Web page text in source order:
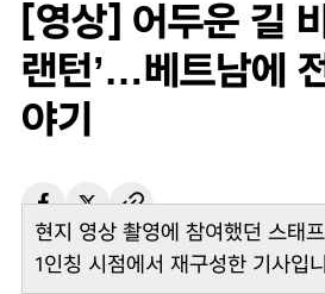
[영상] 어두운 길
랜턴’…베트남에
야기
대한민국2019/06/05
현지 영상 촬영에 참여했던 스태
1인칭 시점에서 재구성한 기사입